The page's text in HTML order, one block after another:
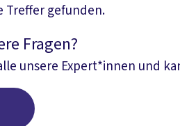
Treffer gefunden.
Fragen?
unsere Expert*innen und